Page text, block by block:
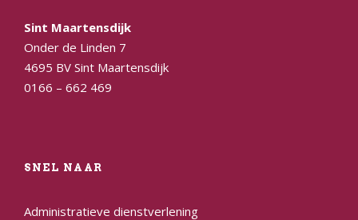
Sint Maartensdijk
Onder de Linden 7
4695 BV Sint Maartensdijk
0166 – 662 469
SNEL NAAR
Administratieve dienstverlening